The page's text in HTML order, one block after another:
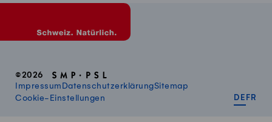
©2026
Impressum DatenschutzerklärungSitemap
Cookie-Einstellungen
DE FR